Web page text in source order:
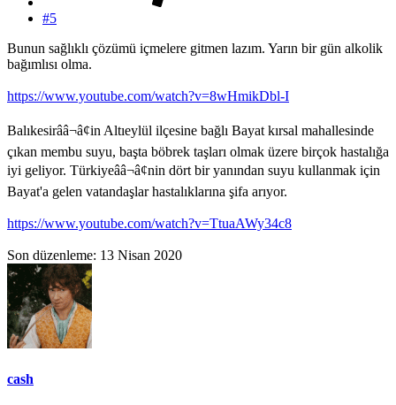
#5
Bunun sağlıklı çözümü içmelere gitmen lazım. Yarın bir gün alkolik
bağımlısı olma.
https://www.youtube.com/watch?v=8wHmikDbl-I
Balıkesirââ¬â¢in Altıeylül ilçesine bağlı Bayat kırsal mahallesinde
çıkan membu suyu, başta böbrek taşları olmak üzere birçok hastalığa
iyi geliyor. Türkiyeââ¬â¢nin dört bir yanından suyu kullanmak için
Bayat'a gelen vatandaşlar hastalıklarına şifa arıyor.
https://www.youtube.com/watch?v=TtuaAWy34c8
Son düzenleme: 13 Nisan 2020
cash